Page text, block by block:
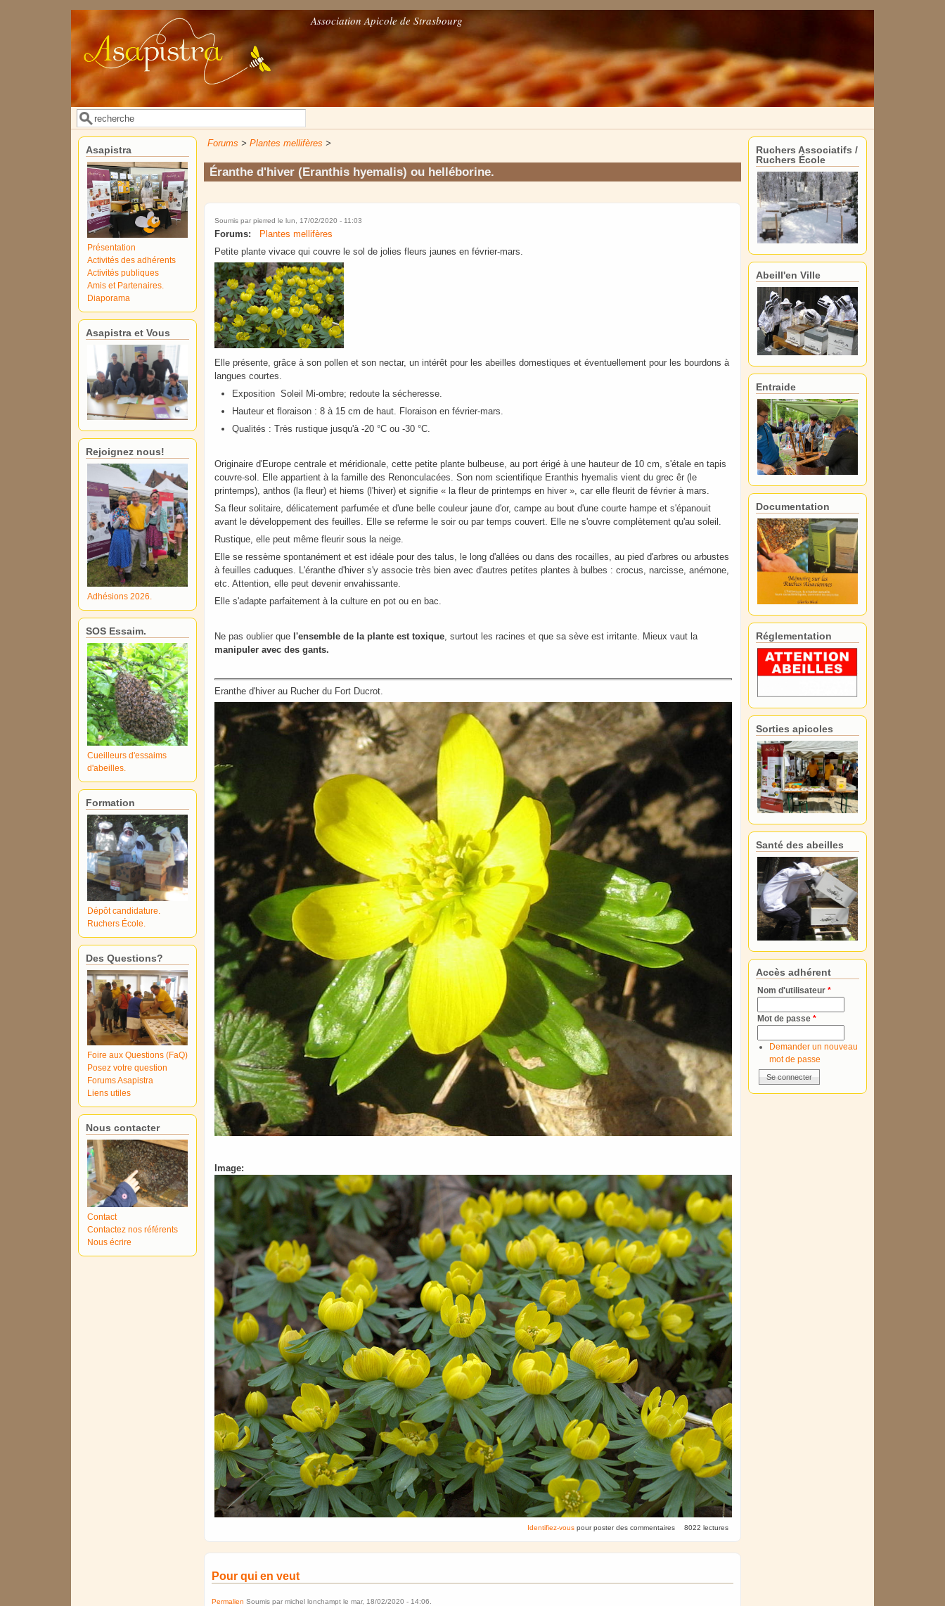
Association Apicole de Strasbourg
Formulaire de recherche
Rechercher
Forums >Plantes mellifères >
Éranthe d'hiver (Eranthis hyemalis) ou helléborine.
Soumis parpierred le lun, 17/02/2020 - 11:03
Forums:
Plantes mellifères
Petite plante vivace qui couvre le sol de jolies fleurs jaunes en février-mars.
Elle présente, grâce à son pollen et son nectar, un intérêt pour les abeilles domestiques et éventuellement pour les bourdons à
langues courtes.
Exposition Soleil Mi-ombre; redoute la sécheresse.
Hauteur et floraison : 8 à 15 cm de haut. Floraison en février-mars.
Qualités : Très rustique jusqu'à -20 °C ou -30 °C.
Originaire d'Europe centrale et méridionale, cette petite plante bulbeuse, au port érigé à une hauteur de 10 cm, s'étale en tapis
couvre-sol. Elle appartient à la famille des Renonculacées. Son nom scientifique Eranthis hyemalis vient du grec êr (le
printemps), anthos (la fleur) et hiems (l'hiver) et signifie « la fleur de printemps en hiver », car elle fleurit de février à mars.
Sa fleur solitaire, délicatement parfumée et d'une belle couleur jaune d'or, campe au bout d'une courte hampe et s'épanouit
avant le développement des feuilles. Elle se referme le soir ou par temps couvert. Elle ne s'ouvre complètement qu'au soleil.
Rustique, elle peut même fleurir sous la neige.
Elle se ressème spontanément et est idéale pour des talus, le long d'allées ou dans des rocailles, au pied d'arbres ou arbustes
à feuilles caduques. L'éranthe d'hiver s'y associe très bien avec d'autres petites plantes à bulbes : crocus, narcisse, anémone,
etc. Attention, elle peut devenir envahissante.
Elle s'adapte parfaitement à la culture en pot ou en bac.
Ne pas oublier que l'ensemble de la plante est toxique, surtout les racines et que sa sève est irritante. Mieux vaut la
manipuler avec des gants.
Eranthe d'hiver au Rucher du Fort Ducrot.
Image:
Identifiez-vouspour poster des commentaires 8022 lectures
Pour qui en veut
Permalien Soumis parmichel lonchampt lemar, 18/02/2020 - 14:06
Asapistra
Présentation
Activités des adhérents
Activités publiques
Amis et Partenaires.
Diaporama
Asapistra et Vous
Rejoignez nous!
Adhésions 2026.
SOS Essaim.
Cueilleurs d'essaims
d'abeilles.
Formation
Dépôt candidature.
Ruchers École.
Des Questions?
Foire aux Questions (FaQ)
Posez votre question
Forums Asapistra
Liens utiles
Nous contacter
Contact
Contactez nos référents
Nous écrire
Ruchers Associatifs /
Ruchers École
Abeill'en Ville
Entraide
Documentation
Réglementation
Sorties apicoles
Santé des abeilles
Accès adhérent
Nom d'utilisateur *
Mot de passe *
Demander un nouveau
mot de passe